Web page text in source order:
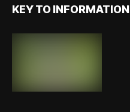
KEY TO INFORMATION